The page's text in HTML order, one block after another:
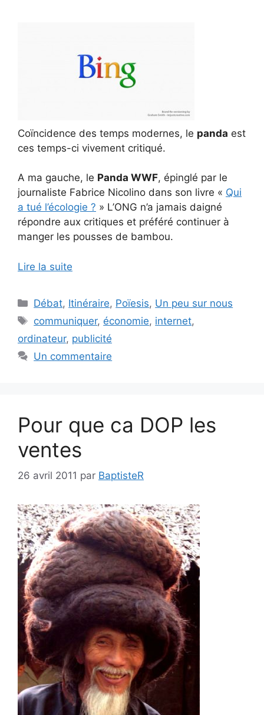
Coïncidence des temps modernes, le panda est
ces temps-ci vivement critiqué.
A ma gauche, le Panda WWF, épinglé par le
journaliste Fabrice Nicolino dans son livre « Qui
a tué l’écologie ? » L’ONG n’a jamais daigné
répondre aux critiques et préféré continuer à
manger les pousses de bambou.
Lire la suite
Catégories
Débat, Itinéraire, Poïesis, Un peu sur nous
Étiquettes
communiquer, économie, internet,
ordinateur, publicité
Un commentaire
Pour que ca DOP les
ventes
26 avril 2011 par BaptisteR